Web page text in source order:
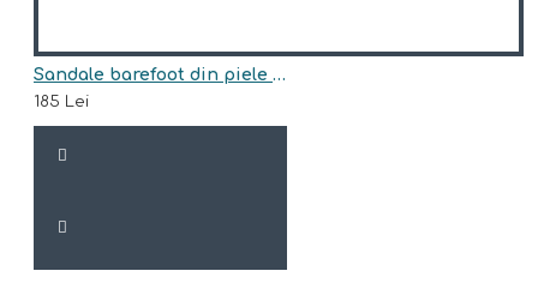
Sandale barefoot din piele naturala model BRUCE
185 Lei